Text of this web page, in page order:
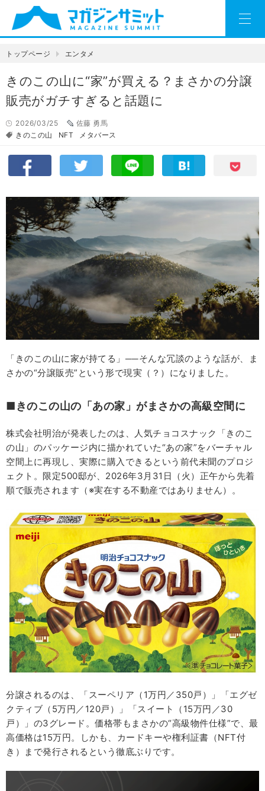
トップページ エンタメ
きのこの山に“家”が買える？まさかの分譲
販売がガチすぎると話題に
2026/03/25
佐藤 勇馬
きのこの山
NFT メタバース
「きのこの山に家が持てる」──そんな冗談のような話が、ま
さかの“分譲販売”という形で現実（？）になりました。
■きのこの山の「あの家」がまさかの高級空間に
株式会社明治が発表したのは、人気チョコスナック「きのこ
の山」のパッケージ内に描かれていた“あの家”をバーチャル
空間上に再現し、実際に購入できるという前代未聞のプロジ
ェクト。限定500邸が、2026年3月31日（火）正午から先着
順で販売されます（※実在する不動産ではありません）。
分譲されるのは、「スーペリア（1万円／350戸）」「エグゼ
クティブ（5万円／120戸）」「スイート（15万円／30
戸）」の3グレード。価格帯もまさかの“高級物件仕様”で、最
高価格は15万円。しかも、カードキーや権利証書（NFT付
き）まで発行されるという徹底ぶりです。